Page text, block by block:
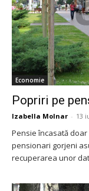
Economie
Popriri pe
Izabella Molnar - 13
Pensie încasată
pensionari gorjeni
recuperarea unor